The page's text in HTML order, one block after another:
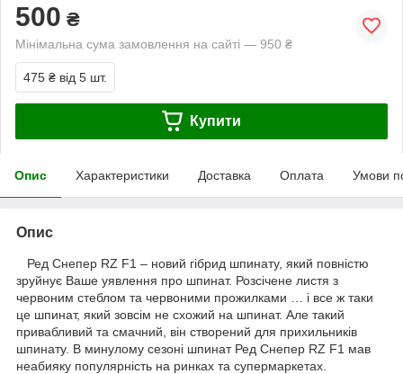
500 ₴
Мінімальна сума замовлення на сайті — 950 ₴
475 ₴ від 5 шт.
Купити
Опис Характеристики Доставка Оплата Умови
Опис
Ред Снепер RZ F1 – новий гібрид шпинату, який повністю
зруйнує Ваше уявлення про шпинат. Розсічене листя з
червоним стеблом та червоними прожилками … і все ж таки
це шпинат, який зовсім не схожий на шпинат. Але такий
привабливий та смачний, він створений для прихильників
шпинату. В минулому сезоні шпинат Ред Снепер RZ F1 мав
неабияку популярність на ринках та супермаркетах.